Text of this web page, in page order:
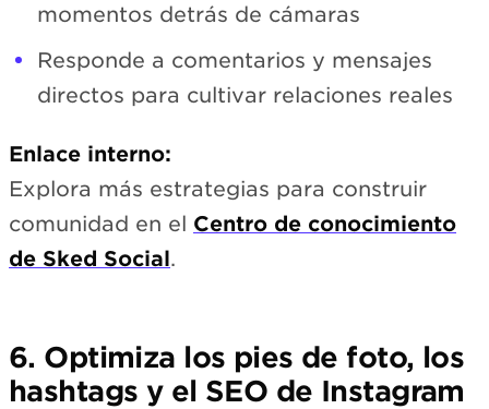
momentos detrás de cámaras
Responde a comentarios y mensajes
directos para cultivar relaciones reales
Enlace interno:
Explora más estrategias para construir
comunidad en el Centro de conocimiento
de Sked Social.
6. Optimiza los pies de foto, los
hashtags y el SEO de Instagram